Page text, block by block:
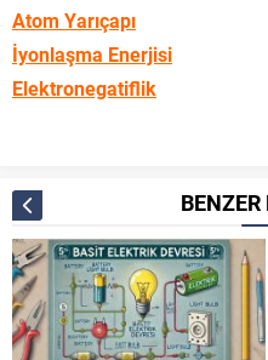
Atom Yarıçapı
İyonlaşma Enerjisi
Elektronegatiflik